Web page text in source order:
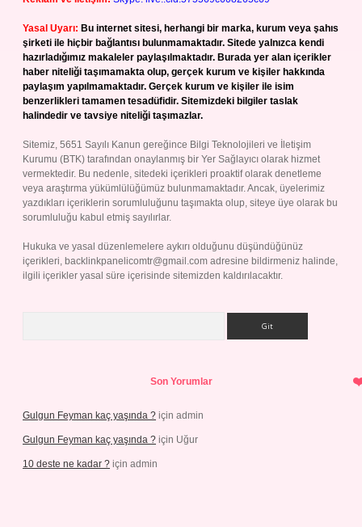
Yasal Uyarı: Bu internet sitesi, herhangi bir marka, kurum veya şahıs
şirketi ile hiçbir bağlantısı bulunmamaktadır. Sitede yalnızca kendi
hazırladığımız makaleler paylaşılmaktadır. Burada yer alan içerikler
haber niteliği taşımamakta olup, gerçek kurum ve kişiler hakkında
paylaşım yapılmamaktadır. Gerçek kurum ve kişiler ile isim
benzerlikleri tamamen tesadüfidir. Sitemizdeki bilgiler taslak
halindedir ve tavsiye niteliği taşımazlar.
Sitemiz, 5651 Sayılı Kanun gereğince Bilgi Teknolojileri ve İletişim
Kurumu (BTK) tarafından onaylanmış bir Yer Sağlayıcı olarak hizmet
vermektedir. Bu nedenle, sitedeki içerikleri proaktif olarak denetleme
veya araştırma yükümlülüğümüz bulunmamaktadır. Ancak, üyelerimiz
yazdıkları içeriklerin sorumluluğunu taşımakta olup, siteye üye olarak bu
sorumluluğu kabul etmiş sayılırlar.
Hukuka ve yasal düzenlemelere aykırı olduğunu düşündüğünüz
içerikleri, backlinkpanelicomtr@gmail.com adresine bildirmeniz halinde,
ilgili içerikler yasal süre içerisinde sitemizden kaldırılacaktır.
Son Yorumlar
Gulgun Feyman kaç yaşında ? için admin
Gulgun Feyman kaç yaşında ? için Uğur
10 deste ne kadar ? için admin